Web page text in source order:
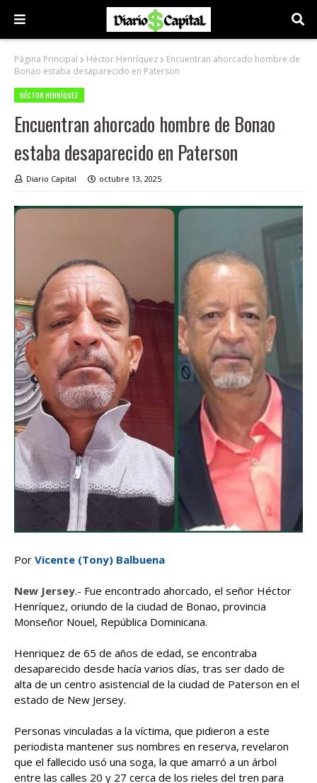
Página Principal Héctor Henríquez
Encuentran ahorcado hombre de
Bonao estaba desaparecido en Paterson
HÉCTOR HENRÍQUEZ
Encuentran ahorcado hombre de Bonao
estaba desaparecido en Paterson
Diario Capital octubre 13, 2025
Por Vicente (Tony) Balbuena
New Jersey.- Fue encontrado ahorcado, el señor Héctor
Henríquez, oriundo de la ciudad de Bonao, provincia
Monseñor Nouel, República Dominicana.
Henriquez de 65 de años de edad, se encontraba
desaparecido desde hacía varios días, tras ser dado de
alta de un centro asistencial de la ciudad de Paterson en el
estado de New Jersey.
Personas vinculadas a la víctima, que pidieron a este
periodista mantener sus nombres en reserva, revelaron
que el fallecido usó una soga, la que amarró a un árbol
entre las calles 20 y 27 cerca de los rieles del tren para